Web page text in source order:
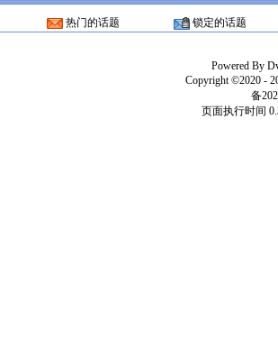
热门的话题 锁定的话题
Powered By
Copyright ©2020 -
备
页面执行时间